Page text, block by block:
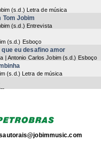
(s.d. ) Letra de música
Tom Jobim
(s.d. ) Entrevista
(s.d.) Esboço
eu desafino amor
| Antonio Carlos Jobim (s.d.) Esboço
(s.d. ) Letra de música
Botânico...
Botânico...